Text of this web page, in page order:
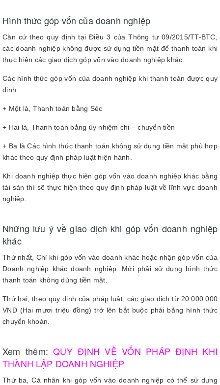
Hình thức góp vốn của doanh nghiệp
Căn cứ theo quy định tại Điều 3 của Thông tư 09/2015/TT-BTC,
các doanh nghiệp không được sử dụng tiền mặt để thanh toán khi
thực hiện các giao dịch góp vốn vào doanh nghiệp khác.
Các hình thức góp vốn của doanh nghiệp khi thanh toán được quy
định:
+ Một là, Thanh toán bằng Séc
+ Hai là, Thanh toán bằng ủy nhiệm chi – chuyển tiền
+ Ba là Các hình thức thanh toán không sử dụng tiền mặt phù hợp
khác theo quy định pháp luật hiện hành.
Khi doanh nghiệp thực hiện góp vốn vào doanh nghiệp khác bằng
tài sản thì sẽ thực hiện theo quy định pháp luật về lĩnh vực doanh
nghiệp.
Những lưu ý về giao dịch khi góp vốn doanh nghiệp
khác
Thứ nhất, Chỉ khi góp vốn vào doanh khác hoặc nhận góp vốn của
Doanh nghiệp khác doanh nghiệp. Mới phải sử dụng hình thức
thanh toán không dùng tiền mặt.
Thứ hai, theo quy định của pháp luật, các giao dịch từ 20.000.000
VND (Hai mươi triệu đồng) trở lên bắt buộc phải bằng hình thức
chuyển khoản.
Xem thêm:QUY ĐỊNH VỀ VỐN PHÁP ĐỊNH KHI
THÀNH LẬP DOANH NGHIỆP
Thứ ba, Cá nhân khi góp vốn vào doanh nghiệp có thể sử dụng